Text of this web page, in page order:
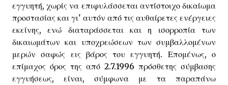
εγγυητή, χωρίς να επιφυλάσσεται αντίστοιχο δικαίωμα
προστασίας και γι' αυτόν από τις αυθαίρετες ενέργειες
εκείνης, ενώ διαταράσσεται και η ισορροπία των
δικαιωμάτων και υποχρεώσεων των συμβαλλομένων
μερών σαφώς εις βάρος του εγγυητή. Επομένως, ο
επίμαχος όρος της από 2.7.1996 πρόσθετης σύμβασης
εγγυήσεως, είναι, σύμφωνα με τα παραπάνω